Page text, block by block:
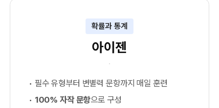
확률과 통계
아이젠
필수 유형부터 변별력 문항까지 매일 훈련
100% 자작 문항으로 구성